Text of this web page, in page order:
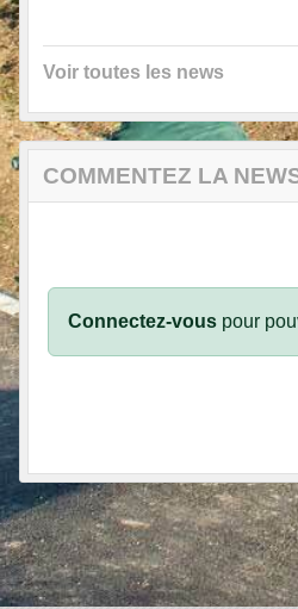
Voir toutes les news
COMMENTEZ LA
Connectez-vous pour